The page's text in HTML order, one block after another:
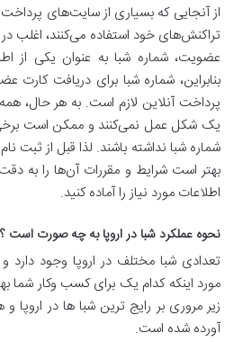
از آنجایی که بسیاری از سایت‌های پرداخت
تراکنش‌های خود استفاده می‌کنند، اغلب
عضویت، شماره شبا به عنوان یکی از
بنابراین، شماره شبا برای دریافت
پرداخت آنلاین لازم است. به هر حال،
یک شکل عمل نمی‌کنند و ممکن است برخی
شماره شبا نداشته باشند. لذا قبل از ثبت
بهتر است شرایط و مقررات آن‌ها را به
اطلاعات مورد نیاز را آماده کنید.
نحوه عملکرد شبا در اروپا به چه صورت است ؟
تعدادی شبا مختلف در اروپا وجود
مورد اینکه کدام یک برای کسب وکار شما
زیر مروری بر رایج ترین شبا ها در اروپا
آورده شده است.